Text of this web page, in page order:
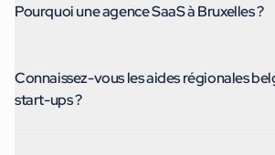
Pourquoi une agence SaaS à Bruxelles ?
Connaissez-vous les aides régionales
start-ups ?